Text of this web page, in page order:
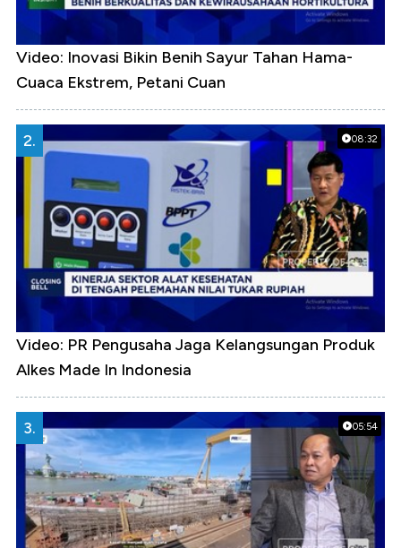
Video: Inovasi Bikin Benih Sayur Tahan Hama-
Cuaca Ekstrem, Petani Cuan
08:32
2.
Video: PR Pengusaha Jaga Kelangsungan Produk
Alkes Made In Indonesia
05:54
3.